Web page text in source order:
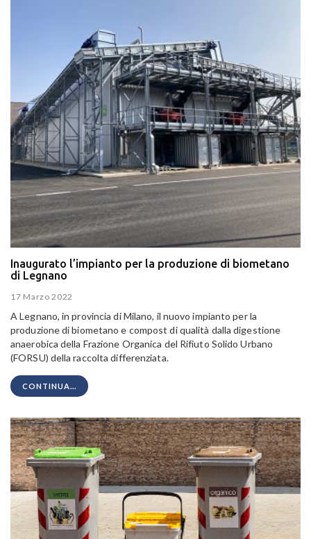
Inaugurato l’impianto per la produzione di biometano
di Legnano
17 Marzo 2022
A Legnano, in provincia di Milano, il nuovo impianto per la
produzione di biometano e compost di qualità dalla digestione
anaerobica della Frazione Organica del Rifiuto Solido Urbano
(FORSU) della raccolta differenziata.
CONTINUA...